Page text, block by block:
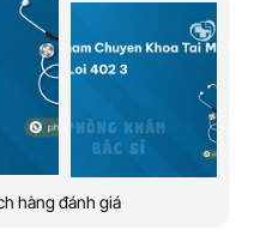
hàng đánh giá